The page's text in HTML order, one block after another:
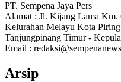
PT. Sempena Jaya Pers
Alamat : Jl. Kijang Lama Km.
Kelurahan Melayu Kota Piring
Tanjungpinang Timur -
Email :
Arsip